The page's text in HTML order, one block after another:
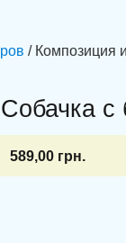
/ Композиция
с
589,00 грн.